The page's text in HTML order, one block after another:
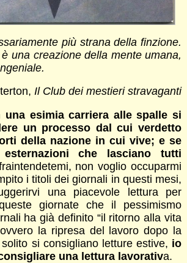
più strana della finzione.
una creazione della mente umana,
Il Club dei mestieri stravaganti
una esimia carriera alle spallesi
un processo dal cui verdetto
della nazione in cui vive; e se
che lasciano tutti
non voglio occuparmi
i titoli dei giornali in questi mesi,
una piacevole lettura per
giornate che il pessimismo
ha già definito “il ritorno alla vita
la ripresa del lavoro dopo la
si consigliano letture estive, io
una lettura lavorativa.